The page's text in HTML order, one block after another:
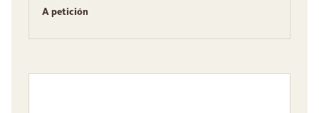
A petición